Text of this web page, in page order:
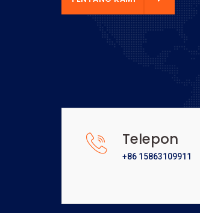
Telepon
+86 15863109911